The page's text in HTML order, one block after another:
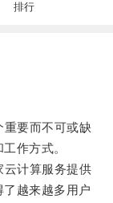
排行
要而不可或缺
作方式。
计算服务提供
越来越多用户